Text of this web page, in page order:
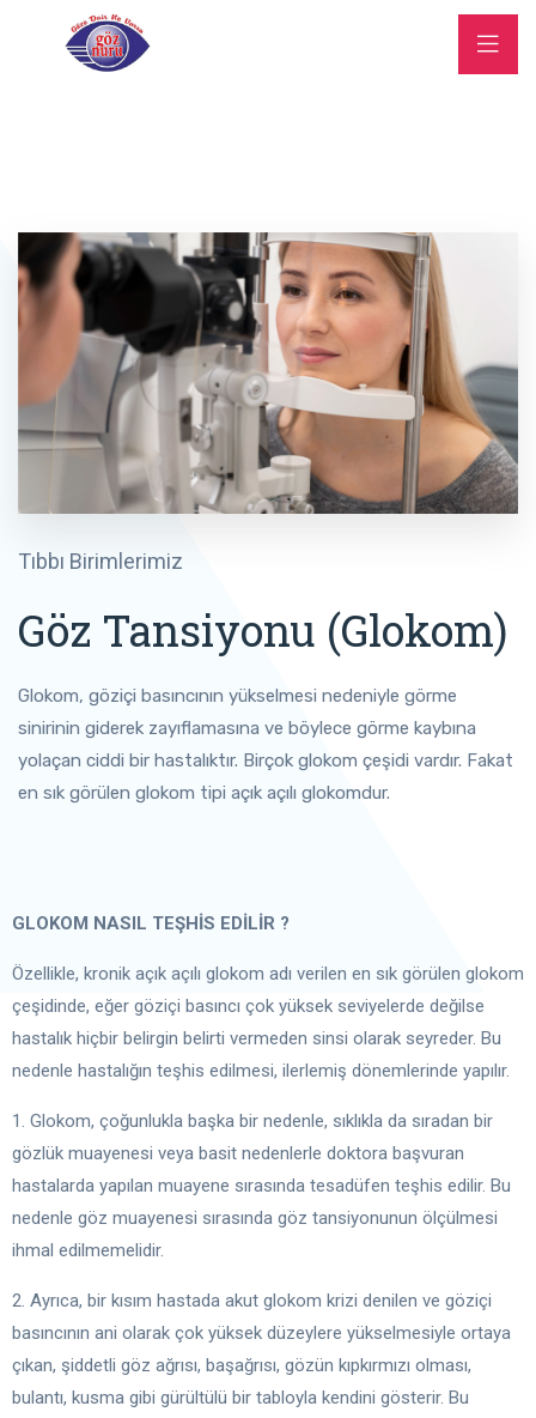
Tıbbı Birimlerimiz
Göz Tansiyonu (Glokom)
Glokom, göziçi basıncının yükselmesi nedeniyle görme
sinirinin giderek zayıflamasına ve böylece görme kaybına
yolaçan ciddi bir hastalıktır. Birçok glokom çeşidi vardır. Fakat
en sık görülen glokom tipi açık açılı glokomdur.
GLOKOM NASIL TEŞHİS EDİLİR ?
Özellikle, kronik açık açılı glokom adı verilen en sık görülen glokom
çeşidinde, eğer göziçi basıncı çok yüksek seviyelerde değilse
hastalık hiçbir belirgin belirti vermeden sinsi olarak seyreder. Bu
nedenle hastalığın teşhis edilmesi, ilerlemiş dönemlerinde yapılır.
1. Glokom, çoğunlukla başka bir nedenle, sıklıkla da sıradan bir
gözlük muayenesi veya basit nedenlerle doktora başvuran
hastalarda yapılan muayene sırasında tesadüfen teşhis edilir. Bu
nedenle göz muayenesi sırasında göz tansiyonunun ölçülmesi
ihmal edilmemelidir.
2. Ayrıca, bir kısım hastada akut glokom krizi denilen ve göziçi
basıncının ani olarak çok yüksek düzeylere yükselmesiyle ortaya
çıkan, şiddetli göz ağrısı, başağrısı, gözün kıpkırmızı olması,
bulantı, kusma gibi gürültülü bir tabloyla kendini gösterir. Bu